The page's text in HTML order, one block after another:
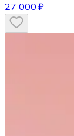
27 000 ₽